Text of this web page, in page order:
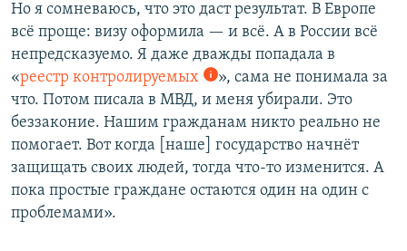
Но я сомневаюсь, что это даст результат. В Европе
всё проще: визу оформила — и всё. А в России всё
непредсказуемо. Я даже дважды попадала в
«реестр контролируемых
», сама не понимала за
что. Потом писала в МВД, и меня убирали. Это
беззаконие. Нашим гражданам никто реально не
помогает. Вот когда [наше] государство начнёт
защищать своих людей, тогда что-то изменится. А
пока простые граждане остаются один на один с
проблемами».